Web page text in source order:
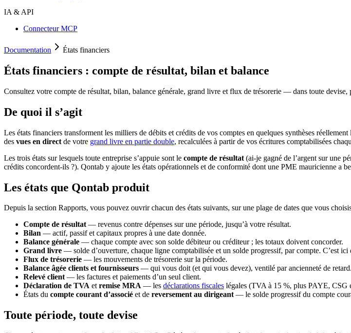
IA & API
Connecteur MCP
Documentation États financiers
États financiers : compte de résultat, bilan et balance
Consultez votre compte de résultat, bilan, balance générale, grand livre et flux de trésorerie — dans toute devise,
De quoi il s’agit
Les états financiers transforment les milliers de débits et crédits de vos comptes en quelques synthèses
des vues en direct de votre grand livre en partie double, recalculées à partir de vos écritures comptabilisées
Les trois états sur lesquels toute entreprise s’appuie sont le compte de résultat (ai-je gagné de l’argent sur une
crédits concordent-ils ?). Qontab y ajoute les états opérationnels et de conformité dont une PME mauricienne a
Les états que Qontab produit
Depuis la section Rapports, vous pouvez ouvrir chacun des états suivants, sur une plage de dates que vous
Compte de résultat— revenus contre dépenses sur une période, jusqu’à votre résultat.
Bilan — actif, passif et capitaux propres à une date donnée.
Balance générale — chaque compte avec son solde débiteur ou créditeur ; les totaux doivent concorder.
Grand livre — solde d’ouverture, chaque ligne comptabilisée et un solde progressif, par compte. C’est
Flux de trésorerie — les mouvements de trésorerie sur la période.
Balance âgée clients et fournisseurs — qui vous doit (et qui vous devez), ventilé par ancienneté de retard.
Relevé client— les factures et paiements d’un seul client.
Déclaration de TVA etremise MRA — les déclarations fiscales légales (TVA à 15 %, plus PAYE, CSG
États du compte courant d’associé et de reversement au dirigeant— le solde progressif du compte
Toute période, toute devise